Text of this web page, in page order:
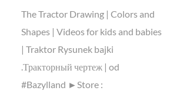
The Tractor Drawing | Colors and
Shapes | Videos for kids and babies
| Traktor Rysunek bajki
.Тракторный чертеж | od
#Bazylland ►Store :